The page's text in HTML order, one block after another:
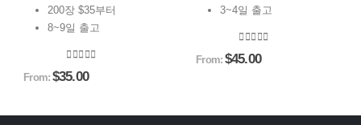
be
chosen
the
be
chosen
the
200장 $35부터
8~9일 출고
0out of 5
From: $35.00
chosen
the
chosen
the
3~4일 출고
0out of 5
From: $45.00